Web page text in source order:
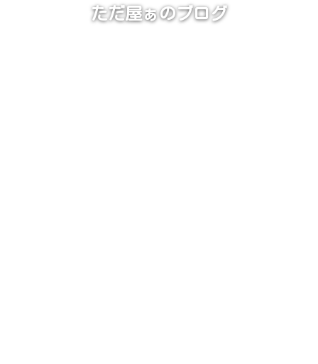
ただ屋ぁのブログ